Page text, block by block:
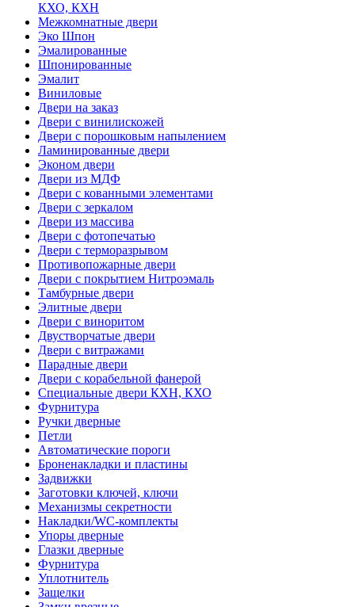
КХО, КХН
Межкомнатные двери
Эко Шпон
Эмалированные
Шпонированные
Эмалит
Виниловые
Двери на заказ
Двери с винилискожей
Двери с порошковым напылением
Ламинированные двери
Эконом двери
Двери из МДФ
Двери с кованными элементами
Двери с зеркалом
Двери из массива
Двери с фотопечатью
Двери с терморазрывом
Противопожарные двери
Двери с покрытием Нитроэмаль
Тамбурные двери
Элитные двери
Двери с виноритом
Двустворчатые двери
Двери с витражами
Парадные двери
Двери с корабельной фанерой
Специальные двери КХН, КХО
Фурнитура
Ручки дверные
Петли
Автоматические пороги
Броненакладки и пластины
Задвижки
Заготовки ключей, ключи
Механизмы секретности
Накладки/WC-комплекты
Упоры дверные
Глазки дверные
Фурнитура
Уплотнитель
Защелки